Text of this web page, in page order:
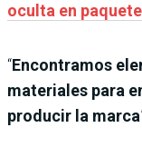
oculta en
“Encontramos
materiales para
producir la marca